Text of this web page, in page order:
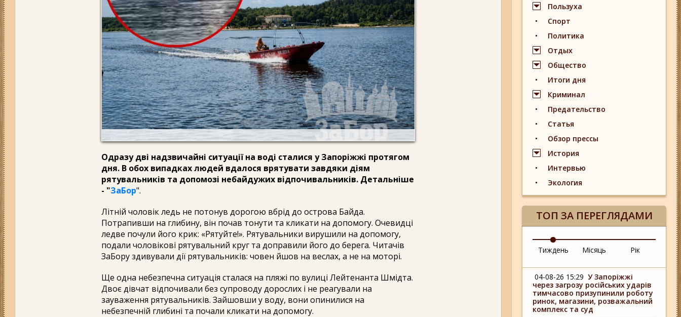
Одразу дві надзвичайні ситуації на воді сталися у Запоріжжі протягом
дня. В обох випадках людей вдалося врятувати завдяки діям
рятувальників та допомозі небайдужих відпочивальників. Детальніше
- "ЗаБор".
Літній чоловік ледь не потонув дорогою вбрід до острова Байда.
Потрапивши на глибину, він почав тонути та кликати на допомогу. Очевидці
ледве почули його крик: «Рятуйте!». Рятувальники вирушили на допомогу,
подали чоловікові рятувальний круг та доправили його до берега. Читачів
ЗаБору здивували дії рятувальників: човен йшов на веслах, а не на моторі.
Ще одна небезпечна ситуація сталася на пляжі по вулиці Лейтенанта Шмідта.
Двоє дівчат відпочивали без супроводу дорослих і не реагували на
зауваження рятувальників. Зайшовши у воду, вони опинилися на
небезпечній глибині та почали кликати на допомогу.
Пользуха
Спорт
Политика
Отдых
Общество
Итоги дня
Криминал
Предательство
Статья
Обзор прессы
История
Интервью
Экология
ТОП ЗА ПЕРЕГЛЯДАМИ
Тиждень Місяць Рік
04-08-26 15:29 У Запоріжжі
через загрозу російських ударів
тимчасово призупинили роботу
ринок, магазини, розважальний
комплекс та суд